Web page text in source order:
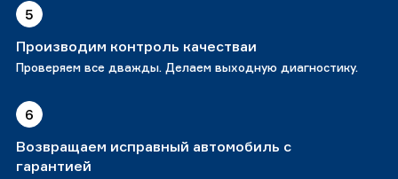
5
Производим контроль качестваи
Проверяем все дважды. Делаем выходную диагностику.
6
Возвращаем исправный автомобиль с
гарантией